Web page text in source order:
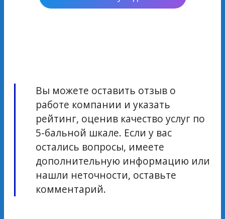
Вы можете оставить отзыв о
работе компании и указать
рейтинг, оценив качество услуг по
5-бальной шкале. Если у вас
остались вопросы, имеете
дополнительную информацию или
нашли неточности, оставьте
комментарий.